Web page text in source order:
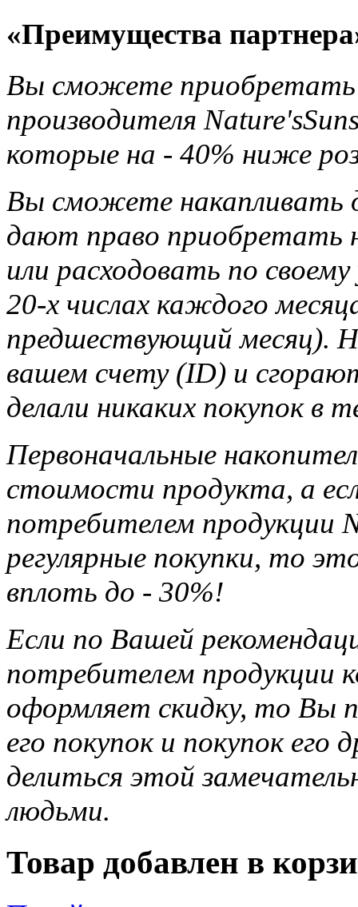
«Преимущества
Вы сможете приобретать
производителя
которые на - 40% ниже
Вы сможете накапливать
дают право приобретать
или расходовать по
20-х числах каждого
предшествующий месяц).
вашем счету (ID) и
делали никаких покупок в
Первоначальные
стоимости продукта, а
потребителем продукции
регулярные покупки, то
вплоть до - 30%!
Если по Вашей
потребителем продукции
оформляет скидку, то Вы
его покупок и покупок
делиться этой
людьми.
Товар добавлен в